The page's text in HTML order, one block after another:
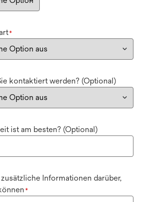
*
kontaktiert werden? (Optional)
ist am besten? (Optional)
Informationen darüber,
*